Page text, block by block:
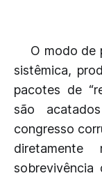
O modo de
sistêmica,
pacotes de
são
congresso
sobrevivência